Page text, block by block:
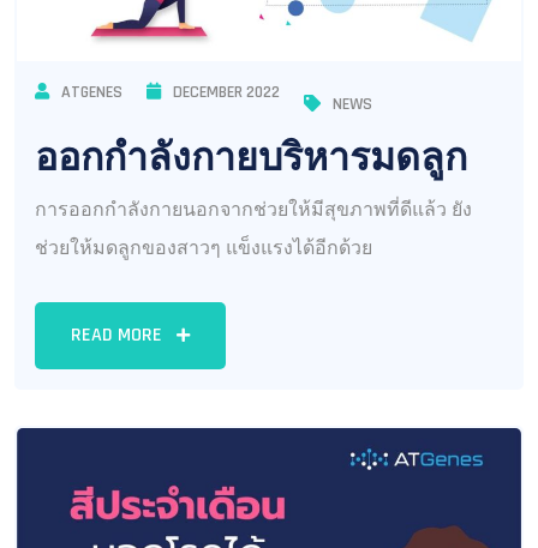
ATGENES DECEMBER 2022
NEWS
ออกกำลังกายบริหารมดลูก
การออกกำลังกายนอกจากช่วยให้มีสุขภาพที่ดีแล้ว ยัง
ช่วยให้มดลูกของสาวๆ แข็งแรงได้อีกด้วย
READ MORE